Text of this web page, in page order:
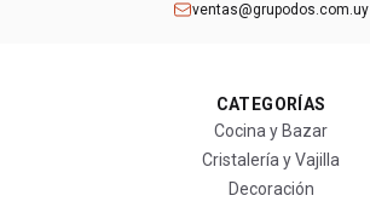
ventas@grupodos.com.uy
CATEGORÍAS
Cocina y Bazar
Cristalería y Vajilla
Decoración